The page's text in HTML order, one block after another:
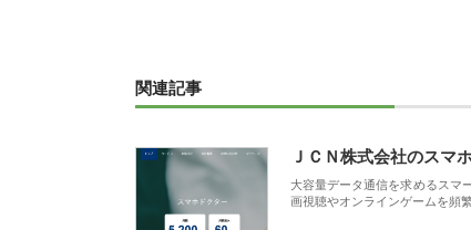
関連記事
ＪＣＮ株式会社のスマ
大容量データ通信を求めるスマ
画視聴やオンラインゲームを頻